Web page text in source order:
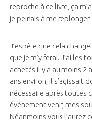
reproche à ce livre, ça
je peinais à me
J’espère que cela
que je m’y ferai. J’ai les
achetés il y a au moins 2
ans environ, il s’agissait
nécessaire après toutes
événement venir, mes
Néanmoins vous l’aurez